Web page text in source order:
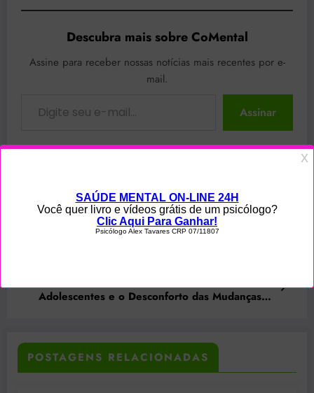
Descubra mais sobre CoMental
Assine para receber nossas notícias mais recentes por e-
mail.
Assinar
Previous post
Psicologia das Imigrações: Desalojamento
Cultural, o Desconforto Psicológico nas
Adolescentes e o Desconforto das Mudanças
POSTAGENS RELACIONADAS